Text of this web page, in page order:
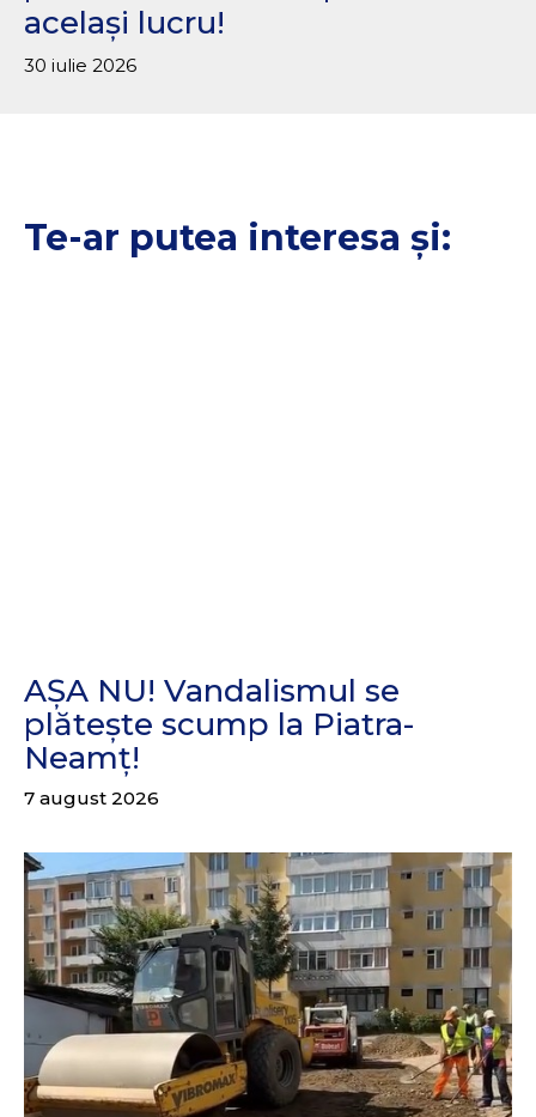
același lucru!
30 iulie 2026
Te-ar putea interesa și:
AȘA NU! Vandalismul se
plătește scump la Piatra-
Neamț!
7 august 2026